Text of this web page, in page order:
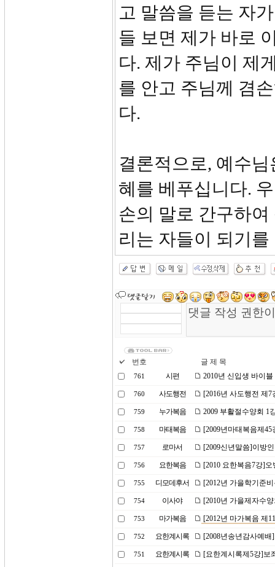
고 말씀을 듣는 자
들 보면 제가 바로
다. 제가 주님이 제
를 안고 주님께 겸
다.
결론적으로, 예수
혜를 베푸십니다.
손의 말로 간구하
리는 자들이 되기
번호 글 제 목
761 시편 2010년 신입생 바이
760 사도행전 [2016년 사도행전 제
759 누가복음 2009 부활절수양회 1
758 마태복음 [2009년마태복음제
757 로마서 [2009신년말씀]이방
756 요한복음 [2010 요한복음7강]
755 디모데후서 [2012년 가을학기준
754 이사야 [2010년 가을제자수
753 마가복음 [2012년 마가복음 제
752 요한계시록 [2008년송년감사예
751 요한계시록 [요한계시록제5강]보